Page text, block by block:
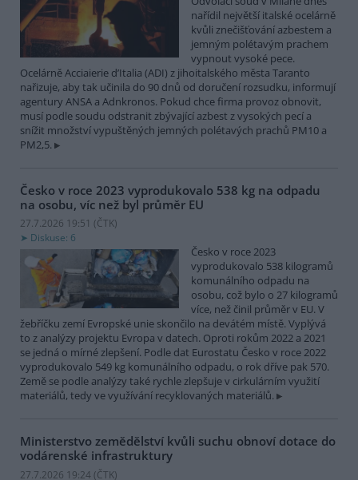
nařídil největší italské ocelárně
kvůli znečišťování azbestem a
jemným polétavým prachem
vypnout vysoké pece.
Ocelárně Acciaierie d’Italia (ADI) z jihoitalského města Taranto
nařizuje, aby tak učinila do 90 dnů od doručení rozsudku, informují
agentury ANSA a Adnkronos. Pokud chce firma provoz obnovit,
musí podle soudu odstranit zbývající azbest z vysokých pecí a
snížit množství vypuštěných jemných polétavých prachů PM10 a
PM2,5.
Česko v roce 2023 vyprodukovalo 538 kg na odpadu
na osobu, víc než byl průměr EU
27.7.2026 19:51 (ČTK)
Diskuse: 6
Česko v roce 2023
vyprodukovalo 538 kilogramů
komunálního odpadu na
osobu, což bylo o 27 kilogramů
více, než činil průměr v EU. V
žebříčku zemí Evropské unie skončilo na devátém místě. Vyplývá
to z analýzy projektu Evropa v datech. Oproti rokům 2022 a 2021
se jedná o mírné zlepšení. Podle dat Eurostatu Česko v roce 2022
vyprodukovalo 549 kg komunálního odpadu, o rok dříve pak 570.
Země se podle analýzy také rychle zlepšuje v cirkulárním využití
materiálů, tedy ve využívání recyklovaných materiálů.
Ministerstvo zemědělství kvůli suchu obnoví dotace do
vodárenské infrastruktury
27.7.2026 19:24 (ČTK)